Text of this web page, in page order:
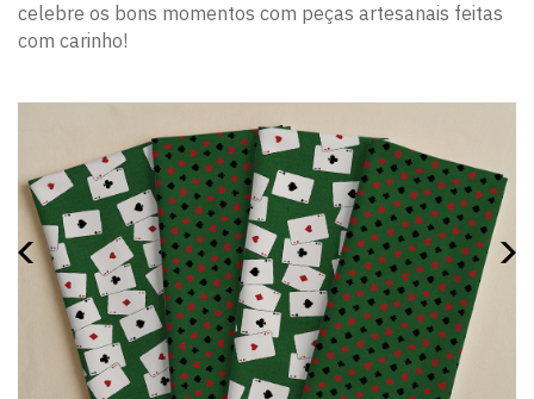
celebre os bons momentos com peças artesanais feitas
com carinho!